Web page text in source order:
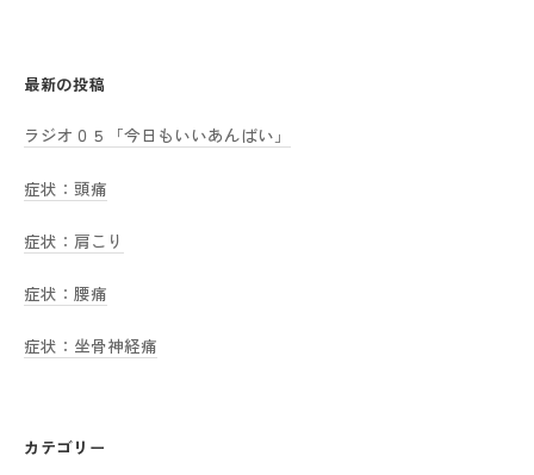
最新の投稿
ラジオ０５「今日もいいあんばい」
症状：頭痛
症状：肩こり
症状：腰痛
症状：坐骨神経痛
カテゴリー